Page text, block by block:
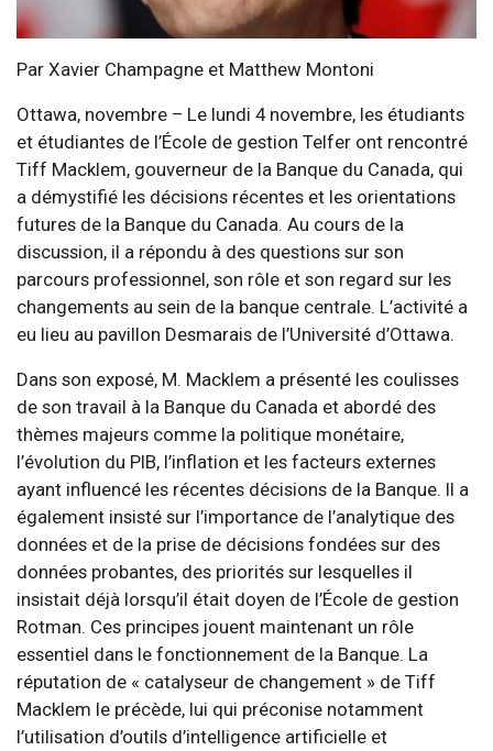
Par Xavier Champagne et Matthew Montoni
Ottawa, novembre – Le lundi 4 novembre, les étudiants
et étudiantes de l’École de gestion Telfer ont rencontré
Tiff Macklem, gouverneur de la Banque du Canada, qui
a démystifié les décisions récentes et les orientations
futures de la Banque du Canada. Au cours de la
discussion, il a répondu à des questions sur son
parcours professionnel, son rôle et son regard sur les
changements au sein de la banque centrale. L’activité a
eu lieu au pavillon Desmarais de l’Université d’Ottawa.
Dans son exposé, M. Macklem a présenté les coulisses
de son travail à la Banque du Canada et abordé des
thèmes majeurs comme la politique monétaire,
l’évolution du PIB, l’inflation et les facteurs externes
ayant influencé les récentes décisions de la Banque. Il a
également insisté sur l’importance de l’analytique des
données et de la prise de décisions fondées sur des
données probantes, des priorités sur lesquelles il
insistait déjà lorsqu’il était doyen de l’École de gestion
Rotman. Ces principes jouent maintenant un rôle
essentiel dans le fonctionnement de la Banque. La
réputation de « catalyseur de changement » de Tiff
Macklem le précède, lui qui préconise notamment
l’utilisation d’outils d’intelligence artificielle et